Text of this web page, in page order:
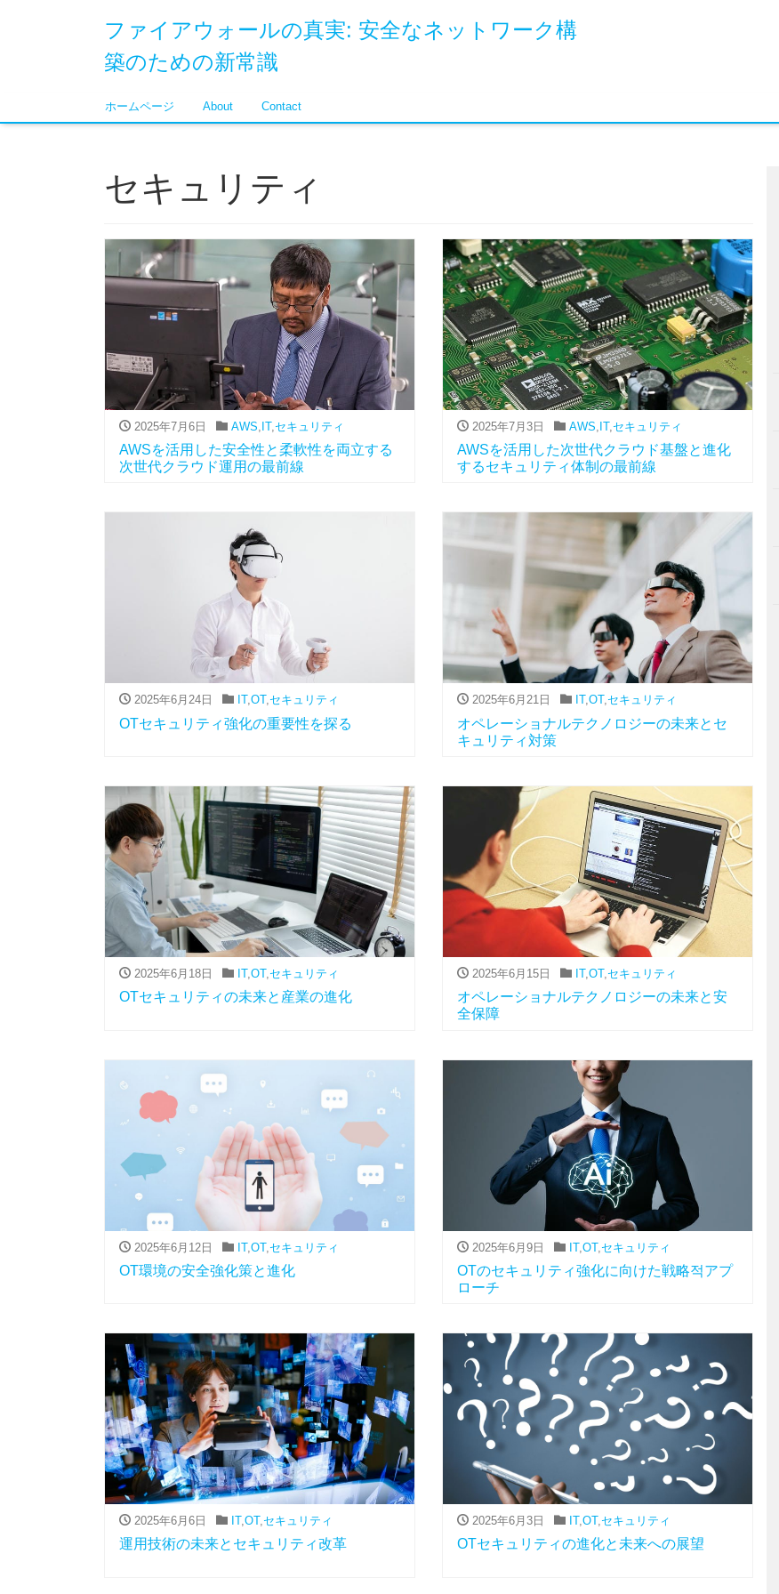
ファイアウォールの真実: 安全なネットワーク構
築のための新常識
ホームページ About Contact
セキュリティ
2025年7月6日 AWS IT, セキュリティ
AWSを活用した安全性と柔軟性を両立する
次世代クラウド運用の最前線
2025年7月3日 AWS IT, セキュリティ
AWSを活用した次世代クラウド基盤と進化
するセキュリティ体制の最前線
2025年6月24日 IT,OT,セキュリティ
OTセキュリティ強化の重要性を探る
2025年6月21日 IT,OT,セキュリティ
オペレーショナルテクノロジーの未来とセ
キュリティ対策
2025年6月18日 IT, OT, セキュリティ
OTセキュリティの未来と産業の進化
2025年6月15日 IT, OT, セキュリティ
オペレーショナルテクノロジーの未来と安
全保障
2025年6月12日 IT, OT, セキュリティ
OT環境の安全強化策と進化
2025年6月9日 IT, OT, セキュリティ
OTのセキュリティ強化に向けた戦略적アプ
ローチ
2025年6月6日 IT,OT,セキュリティ
運用技術の未来とセキュリティ改革
2025年6月3日 IT,OT,セキュリティ
OTセキュリティの進化と未来への展望